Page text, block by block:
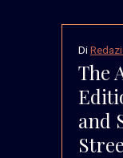
Di
The
and